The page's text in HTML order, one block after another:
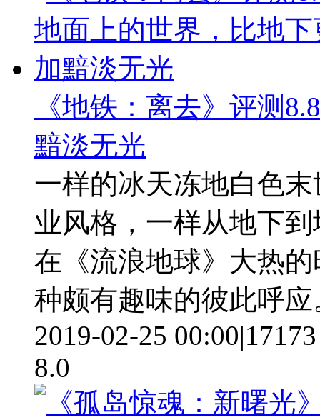
《地铁：离去》评测
黯淡无光
一样的冰天冻地白色
业风格，一样从地下
在《流浪地球》大热
种颇有趣味的彼此呼应
2019-02-25 00:00|17173
8.0